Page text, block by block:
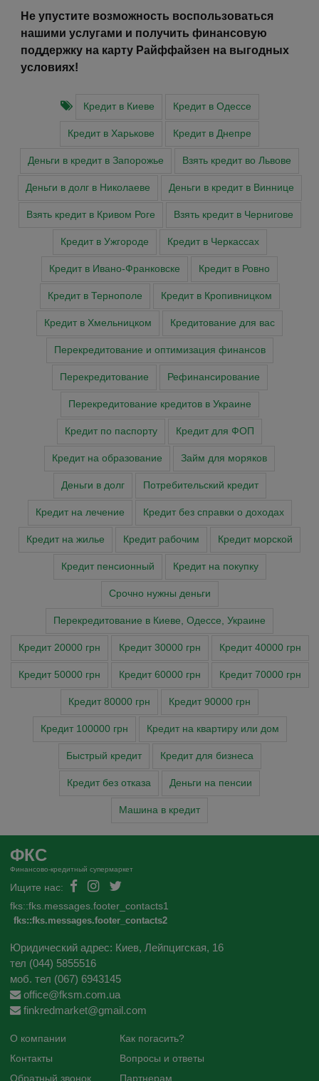
Не упустите возможность воспользоваться
нашими услугами и получить финансовую
поддержку на карту Райффайзен на выгодных
условиях!
Кредит в Киеве Кредит в Одессе
Кредит в Харькове Кредит в Днепре
Деньги в кредит в Запорожье Взять кредит во Львове
Деньги в долг в Николаеве Деньги в кредит в Виннице
Взять кредит в Кривом Роге Взять кредит в Чернигове
Кредит в Ужгороде Кредит в Черкассах
Кредит в Ивано-Франковске Кредит в Ровно
Кредит в Тернополе Кредит в Кропивницком
Кредит в Хмельницком Кредитование для вас
Перекредитование и оптимизация финансов
Перекредитование Рефинансирование
Перекредитование кредитов в Украине
Кредит по паспорту Кредит для ФОП
Кредит на образование Займ для моряков
Деньги в долг Потребительский кредит
Кредит на лечение Кредит без справки о доходах
Кредит на жилье Кредит рабочим Кредит морской
Кредит пенсионный Кредит на покупку
Cрочно нужны деньги
Перекредитование в Киеве, Одессе, Украине
Кредит 20000 грн Кредит 30000 грн Кредит 40000 грн
Кредит 50000 грн Кредит 60000 грн Кредит 70000 грн
Кредит 80000 грн Кредит 90000 грн
Кредит 100000 грн Кредит на квартиру или дом
Быстрый кредит Кредит для бизнеса
Кредит без отказа Деньги на пенсии
Машина в кредит
ФКС
Финансово-кредитный супермаркет
Ищите нас:
fks::fks.messages.footer_contacts1
fks::fks.messages.footer_contacts2
Юридический адрес: Киев, Лейпцигская, 16
тел (044) 5855516
моб. тел (067) 6943145
office@fksm.com.ua
finkredmarket@gmail.com
О компании
Контакты
Обратный звонок
Как погасить?
Вопросы и ответы
Партнерам